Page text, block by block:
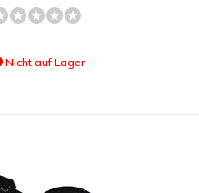
Nicht auf Lager